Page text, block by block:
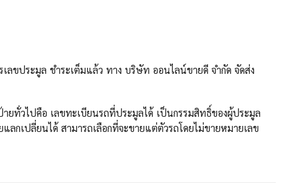
ลขประมูล ชำระเต็มแล้ว ทาง บริษัท ออนไลน์ขายดี จำกัด จัดส่ง
ทั่วไปคือ เลขทะเบียนรถที่ประมูลได้ เป็นกรรมสิทธิ์ของผู้ประมูล
เปลี่ยนได้ สามารถเลือกที่จะขายแต่ตัวรถโดยไม่ขายหมายเลข